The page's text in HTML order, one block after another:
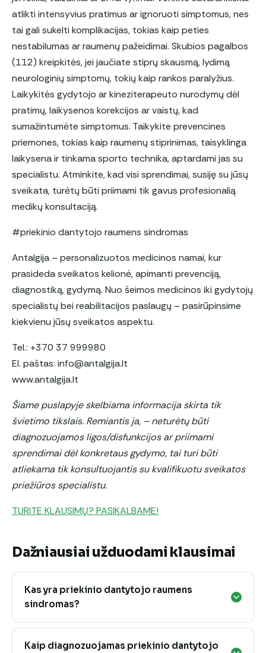
atlikti intensyvius pratimus ar ignoruoti simptomus, nes
tai gali sukelti komplikacijas, tokias kaip peties
nestabilumas ar raumenų pažeidimai. Skubios pagalbos
(112) kreipkitės, jei jaučiate stiprų skausmą, lydimą
neurologinių simptomų, tokių kaip rankos paralyžius.
Laikykitės gydytojo ar kineziterapeuto nurodymų dėl
pratimų, laikysenos korekcijos ar vaistų, kad
sumažintumėte simptomus. Taikykite prevencines
priemones, tokias kaip raumenų stiprinimas, taisyklinga
laikysena ir tinkama sporto technika, aptardami jas su
specialistu. Atminkite, kad visi sprendimai, susiję su jūsų
sveikata, turėtų būti priimami tik gavus profesionalią
medikų konsultaciją.
#priekinio dantytojo raumens sindromas
Antalgija – personalizuotos medicinos namai, kur
prasideda sveikatos kelionė, apimanti prevenciją,
diagnostiką, gydymą. Nuo šeimos medicinos iki gydytojų
specialistų bei reabilitacijos paslaugų – pasirūpinsime
kiekvienu jūsų sveikatos aspektu.
Tel.: +370 37 999980
El. paštas: info@antalgija.lt
www.antalgija.lt
Šiame puslapyje skelbiama informacija skirta tik
švietimo tikslais. Remiantis ja, – neturėtų būti
diagnozuojamos ligos/disfunkcijos ar priimami
sprendimai dėl konkretaus gydymo, tai turi būti
atliekama tik konsultuojantis su kvalifikuotu sveikatos
priežiūros specialistu.
TURITE KLAUSIMŲ? PASIKALBAME!
Dažniausiai užduodami klausimai
Kas yra priekinio dantytojo raumens
sindromas?
Kaip diagnozuojamas priekinio dantytojo